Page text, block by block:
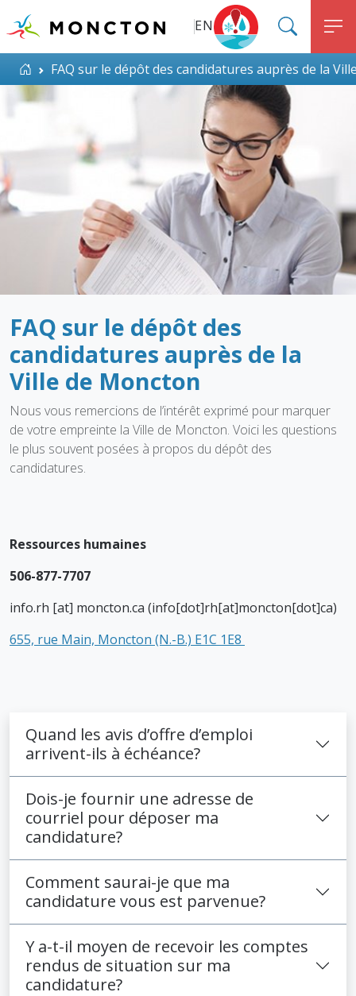
Top Menu
EN
ALERT MONCTON
Accueil
FAQ sur le dépôt des candidatures auprès de la
FAQ sur le dépôt des
candidatures auprès de la
Ville de Moncton
Nous vous remercions de l’intérêt exprimé pour marquer
de votre empreinte la Ville de Moncton. Voici les questions
le plus souvent posées à propos du dépôt des
candidatures.
Ressources humaines
506-877-7707
info.rh [at] moncton.ca (info[dot]rh[at]moncton[dot]ca)
655, rue Main, Moncton (N.-B.) E1C 1E8
Quand les avis d’offre d’emploi
arrivent-ils à échéance?
Dois-je fournir une adresse de
courriel pour déposer ma
candidature?
Comment saurai-je que ma
candidature vous est parvenue?
Y a-t-il moyen de recevoir les comptes
rendus de situation sur ma
candidature?